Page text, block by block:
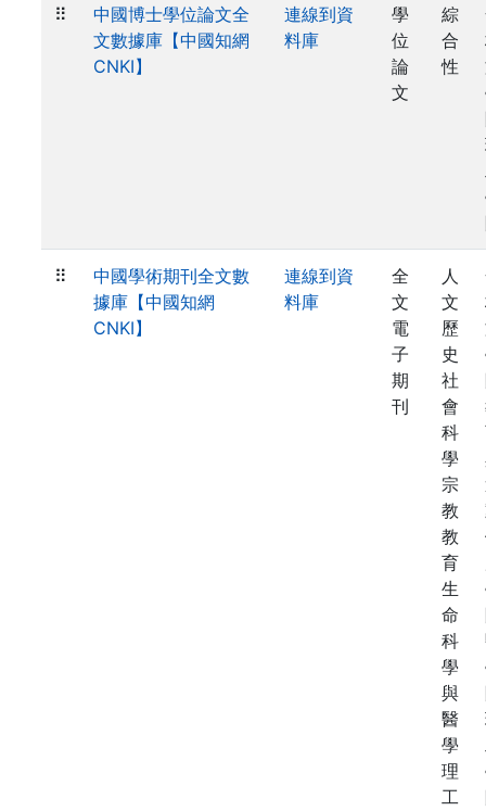
⠿
中國博士學位論文全
文數據庫【中國知網
CNKI】
連線到資
料庫
學
位
論
文
綜
合
性
⠿
中國學術期刊全文數
據庫【中國知網
CNKI】
連線到資
料庫
全
文
電
子
期
刊
人
文
歷
史
社
會
科
學
宗
教
教
育
生
命
科
學
與
醫
學
理
工